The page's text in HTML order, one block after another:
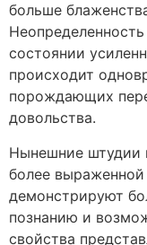
больше
состоянии
происходит
порождающих
довольства.
Нынешние штудии
более
демонстрируют
познанию и
свойства